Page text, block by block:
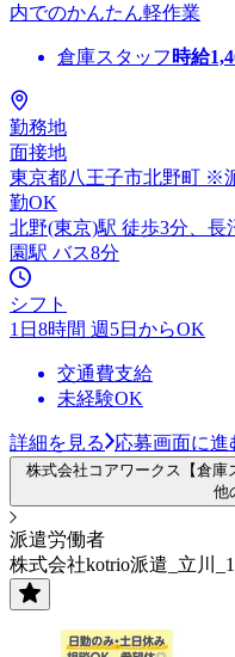
内でのかんたん軽作業
倉庫スタッフ 時給
勤務地
面接地
東京都八王子市北野町 ※
勤OK
北野(東京)駅 徒歩3分、長
園駅 バス8分
シフト
1日8時間 週5日からOK
交通費支給
未経験OK
詳細を見る 応募画面に進
株式会社コアワークス【倉
他
派遣労働者
株式会社kotrio派遣_立川